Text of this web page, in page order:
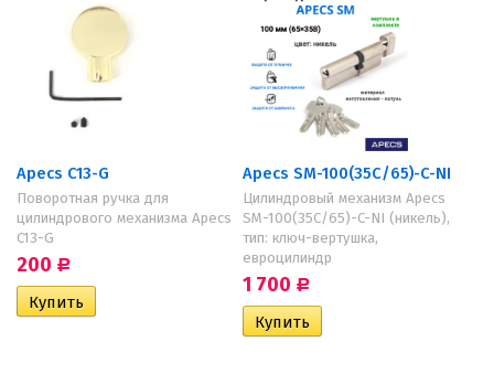
Apecs C13-G
Поворотная ручка для
цилиндрового механизма Apecs
C13-G
200 Р
Apecs SM-100(35C/65)-C-NI
Цилиндровый механизм Apecs
SM-100(35C/65)-C-NI (никель),
тип: ключ-вертушка,
евроцилиндр
1 700 Р